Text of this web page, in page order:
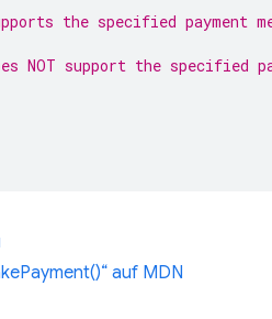
the specified payment
NOT support the specified
auf MDN